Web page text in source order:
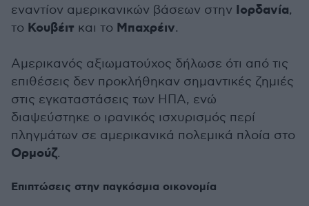
εναντίον αμερικανικών βάσεων στην Ιορδανία,
το Κουβέιτ και το Μπαχρέιν.
Αμερικανός αξιωματούχος δήλωσε ότι από τις
επιθέσεις δεν προκλήθηκαν σημαντικές ζημιές
στις εγκαταστάσεις των ΗΠΑ, ενώ
διαψεύστηκε ο ιρανικός ισχυρισμός περί
πληγμάτων σε αμερικανικά πολεμικά πλοία στο
Ορμούζ.
Επιπτώσεις στην παγκόσμια οικονομία